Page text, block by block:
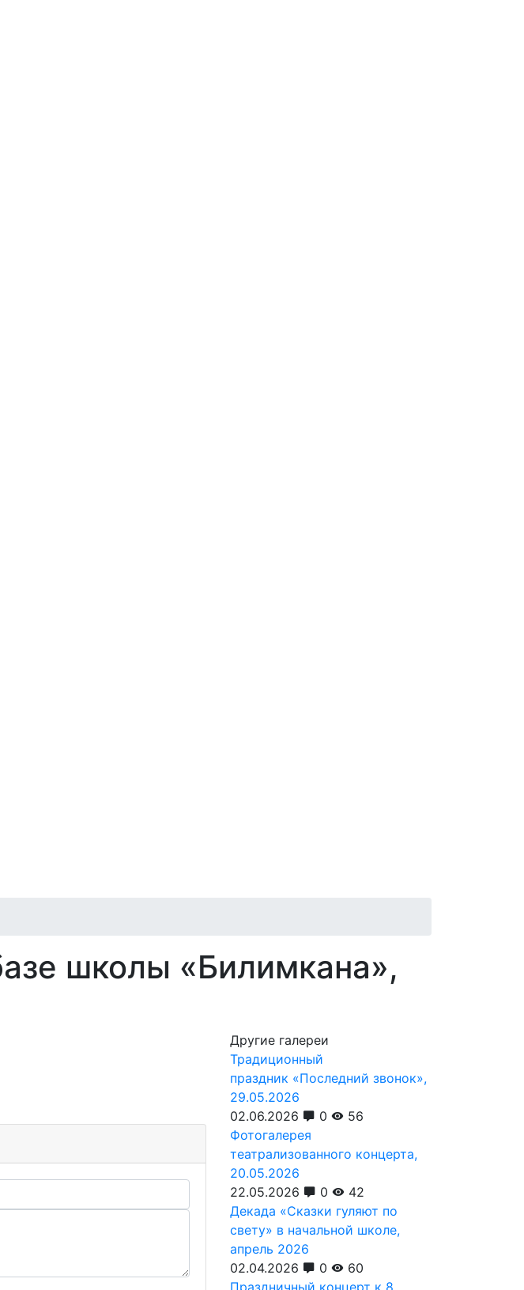
школы «Билимкана»,
Другие галереи
Традиционный
праздник «Последний звонок»,
29.05.2026
02.06.2026
0
56
Фотогалерея
театрализованного концерта,
20.05.2026
22.05.2026
0
42
Декада «Сказки гуляют по
свету» в начальной школе,
апрель 2026
02.04.2026
0
60
Праздничный концерт к 8